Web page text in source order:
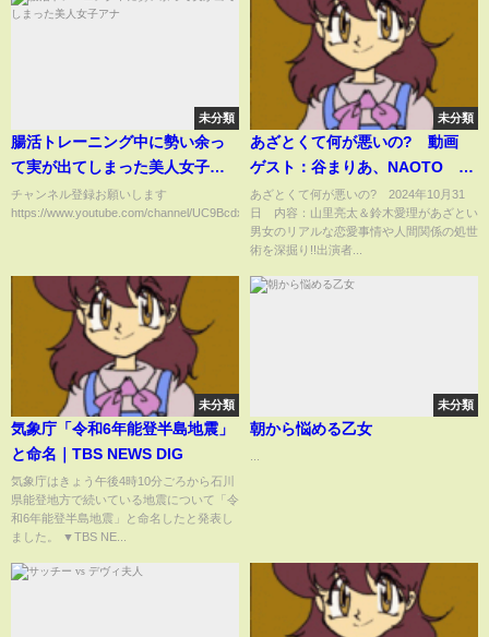
未分類
腸活トレーニング中に勢い余っ
て実が出てしまった美人女子ア
ナ
チャンネル登録お願いします
https://www.youtube.com/channel/UC9BcdxfthemjxCda0jVjHlw...
未分類
あざとくて何が悪いの? 動画
ゲスト：谷まりあ、NAOTO 10
月31日
あざとくて何が悪いの? 2024年10月31
日 内容：山里亮太＆鈴木愛理があざとい
男女のリアルな恋愛事情や人間関係の処世
術を深掘り!!出演者...
未分類
気象庁「令和6年能登半島地震」
と命名｜TBS NEWS DIG
気象庁はきょう午後4時10分ごろから石川
県能登地方で続いている地震について「令
和6年能登半島地震」と命名したと発表し
ました。 ▼TBS NE...
未分類
朝から悩める乙女